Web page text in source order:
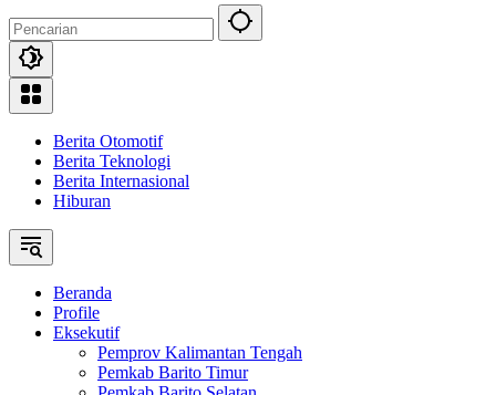
Berita Otomotif
Berita Teknologi
Berita Internasional
Hiburan
Beranda
Profile
Eksekutif
Pemprov Kalimantan Tengah
Pemkab Barito Timur